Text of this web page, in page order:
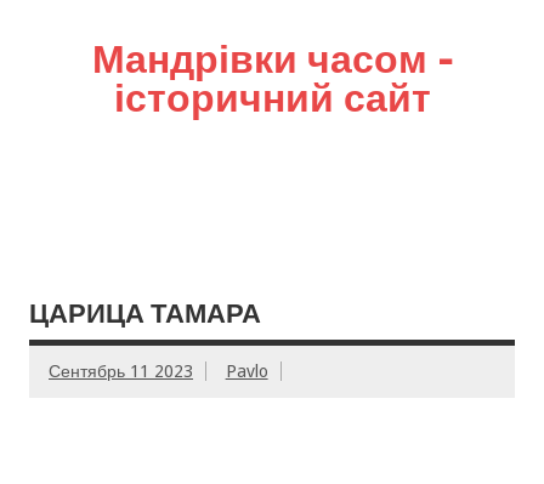
Мандрівки часом –
історичний сайт
ЦАРИЦА ТАМАРА
Сентябрь 11 2023 Pavlo